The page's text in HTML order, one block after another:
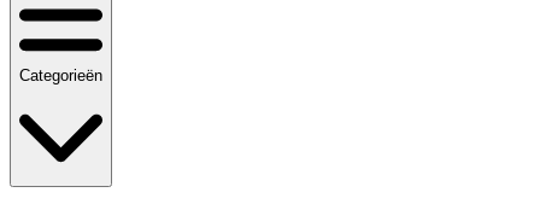
Categorieën